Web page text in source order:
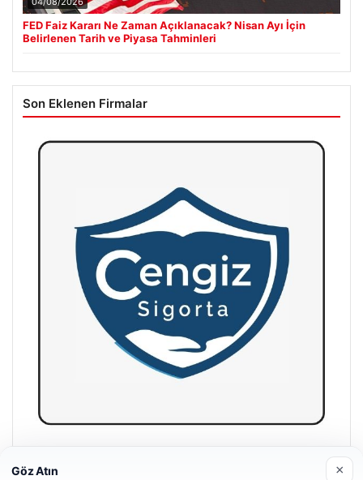
FED Faiz Kararı Ne Zaman Açıklanacak? Nisan Ayı İçin
Belirlenen Tarih ve Piyasa Tahminleri
Son Eklenen Firmalar
Göz Atın ×